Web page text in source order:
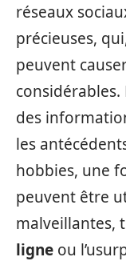
réseaux
précieuses,
peuvent
des
les
hobbies, une
peuvent être
malveillantes,
ligne ou